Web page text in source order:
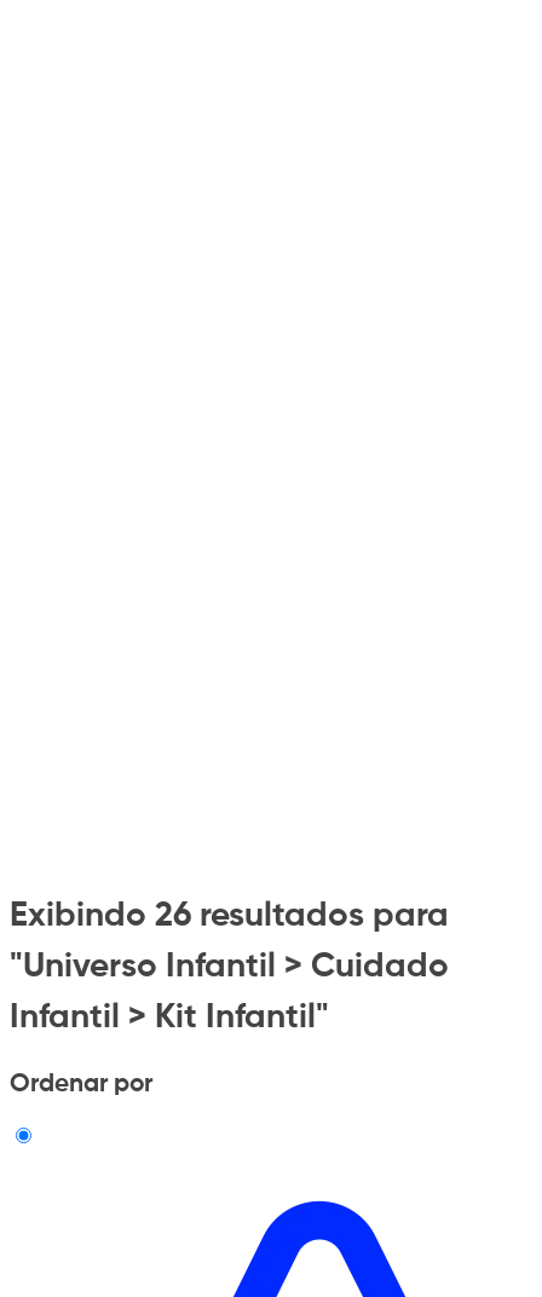
Exibindo 26 resultados para
"Universo Infantil > Cuidado
Infantil > Kit Infantil"
Ordenar por